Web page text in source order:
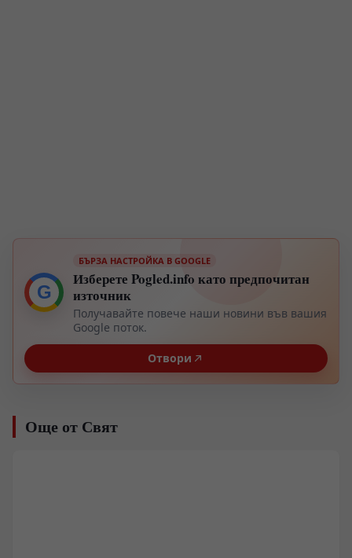
G
БЪРЗА НАСТРОЙКА В GOOGLE
Изберете Pogled.info като предпочитан
източник
Получавайте повече наши новини във вашия
Google поток.
Отвори
Още от Свят